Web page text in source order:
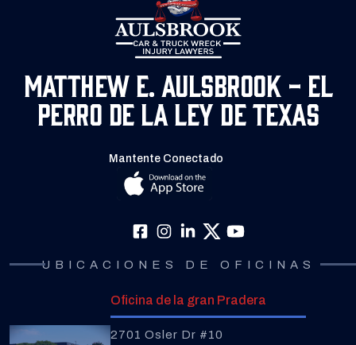
Matthew E. Aulsbrook - El
Perro de la Ley de Texas
Mantente Conectado
UBICACIONES DE OFICINAS
Oficina de la gran Pradera
2701 Osler Dr #10